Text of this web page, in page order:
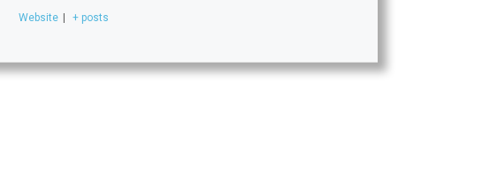
Website + posts